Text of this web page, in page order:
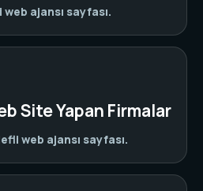
ajansı sayfası.
Site Yapan Firmalar
web ajansı sayfası.